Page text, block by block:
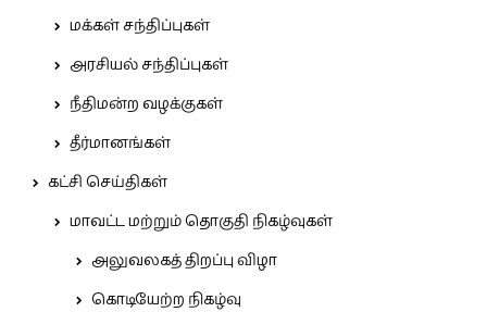
மக்கள் சந்திப்புகள்
அரசியல் சந்திப்புகள்
நீதிமன்ற வழக்குகள்
தீர்மானங்கள்
கட்சி செய்திகள்
மாவட்ட மற்றும் தொகுதி நிகழ்வுகள்
அலுவலகத் திறப்பு விழா
கொடியேற்ற நிகழ்வு